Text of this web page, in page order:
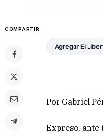
COMPARTIR
Agregar El
Por Gabriel
Expreso, ante